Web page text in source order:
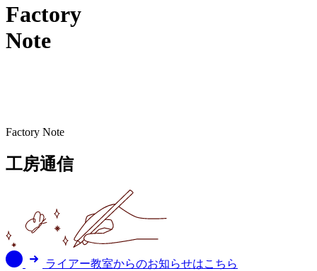
Factory
Note
Factory Note
工房通信
ライアー教室からのお知らせはこちら